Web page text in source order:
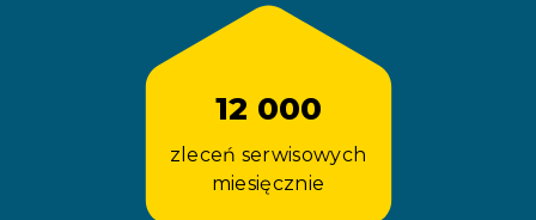
12 000
zleceń serwisowych
miesięcznie